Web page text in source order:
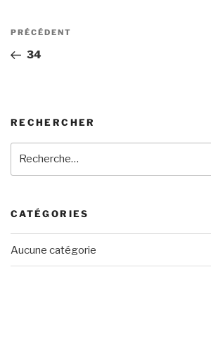
Navigation
l’article
Article
précédent
PRÉCÉDENT
34
RECHERCHER
CATÉGORIES
Aucune catégorie